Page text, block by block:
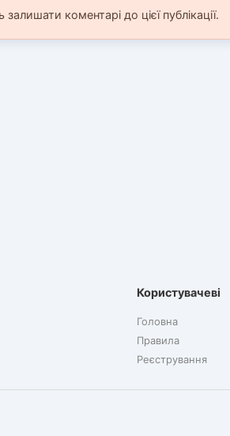
коментарі до цієї публікації.
Користувачеві
Головна
Правила
Реєстрування